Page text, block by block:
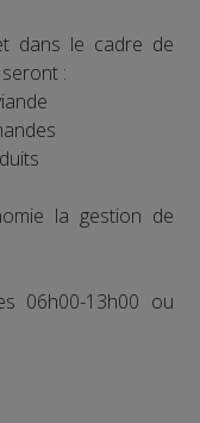
dans le cadre de
:
la gestion de
06h00-13h00 ou